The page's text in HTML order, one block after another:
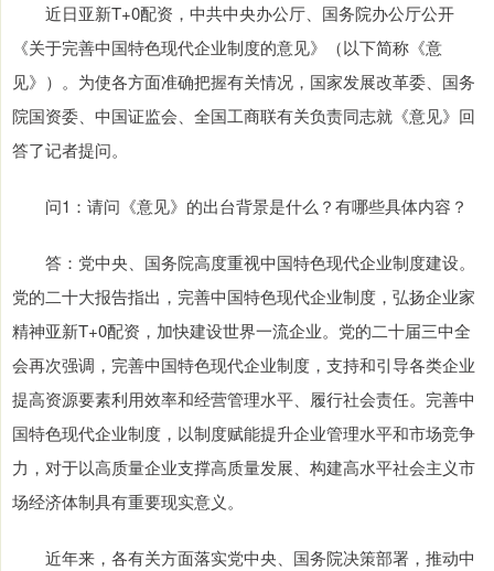
近日亚新T+0配资，中共中央办公厅、国务院办公厅公开
《关于完善中国特色现代企业制度的意见》（以下简称《意
见》）。为使各方面准确把握有关情况，国家发展改革委、国务
院国资委、中国证监会、全国工商联有关负责同志就《意见》回
答了记者提问。
问1：请问《意见》的出台背景是什么？有哪些具体内容？
答：党中央、国务院高度重视中国特色现代企业制度建设。
党的二十大报告指出，完善中国特色现代企业制度，弘扬企业家
精神亚新T+0配资，加快建设世界一流企业。党的二十届三中全
会再次强调，完善中国特色现代企业制度，支持和引导各类企业
提高资源要素利用效率和经营管理水平、履行社会责任。完善中
国特色现代企业制度，以制度赋能提升企业管理水平和市场竞争
力，对于以高质量企业支撑高质量发展、构建高水平社会主义市
场经济体制具有重要现实意义。
近年来，各有关方面落实党中央、国务院决策部署，推动中